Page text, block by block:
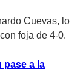
Cuevas, lo
foja de 4-0.
pase a la